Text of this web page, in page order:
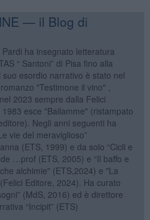
— il Blog di
ha insegnato letteratura
“ Santoni” di Pisa fino alla
suo esordio narrativo è stato nel
"Testimone il vino" ,
2023 sempre dalla Felici
esce "Bailamme" (ristampato
Negli anni seguenti ha
vie del meraviglioso”
(ETS, 1999) e da solo “Cicli e
…prof (ETS, 2005) e “Il baffo e
alchimie" (ETS,2024) e "La
Editore, 2024). Ha curato
(MdS, 2016) ed è direttore
“Incipit” (ETS)